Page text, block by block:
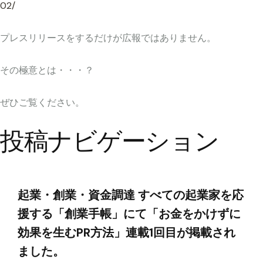
02/
プレスリリースをするだけが広報ではありません。
その極意とは・・・？
ぜひご覧ください。
投稿ナビゲーション
起業・創業・資金調達 すべての起業家を応
援する「創業手帳」にて「お金をかけずに
効果を生むPR方法」連載1回目が掲載され
ました。